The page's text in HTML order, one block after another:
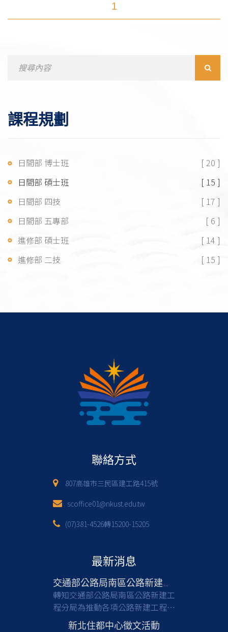
1
課程規劃
日間部 博士班
[ 20 ]
日間部 碩士班
[ 15 ]
日間部 四技
[ 17 ]
日間部 五專部
[ 6 ]
進修部 碩士班
[ 14 ]
進修部 二技
[ 15 ]
聯絡方式
807高雄市三民區建工路415號
scoffice01@nkust.edu.tw
(07)381-4526轉15200-15205
最新消息
轉知交通部公路局南區公路新建工
程分局為推動各項公路新建工程，
亟需具備土木工程等相關專業背景
新北住都中心徵文活動